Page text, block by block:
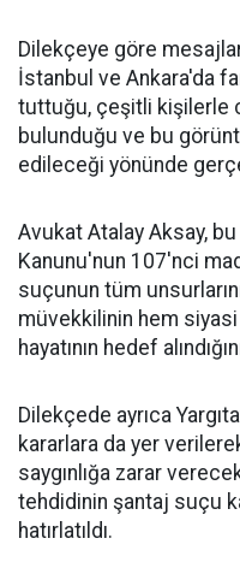
Dilekçeye göre
İstanbul ve Ankara'da
tuttuğu, çeşitli kişilerle
bulunduğu ve bu
edileceği yönünde
Avukat Atalay Aksay,
Kanunu'nun 107'nci
suçunun tüm
müvekkilinin hem
hayatının hedef
Dilekçede ayrıca
kararlara da yer
saygınlığa zarar
tehdidinin şantaj suçu
hatırlatıldı.